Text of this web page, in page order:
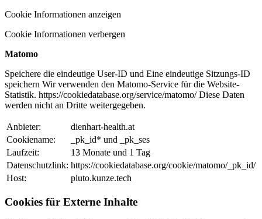
Cookie Informationen anzeigen
Cookie Informationen verbergen
Matomo
Speichere die eindeutige User-ID und Eine eindeutige Sitzungs-ID
speichern Wir verwenden den Matomo-Service für die Website-
Statistik. https://cookiedatabase.org/service/matomo/ Diese Daten
werden nicht an Dritte weitergegeben.
Anbieter:
dienhart-health.at
Cookiename:
_pk_id* und _pk_ses
Laufzeit:
13 Monate und 1 Tag
Datenschutzlink: https://cookiedatabase.org/cookie/matomo/_pk_id/
Host:
pluto.kunze.tech
Cookies für Externe Inhalte